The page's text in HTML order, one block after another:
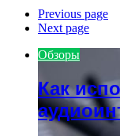
Previous page
Next page
Обзоры
Как